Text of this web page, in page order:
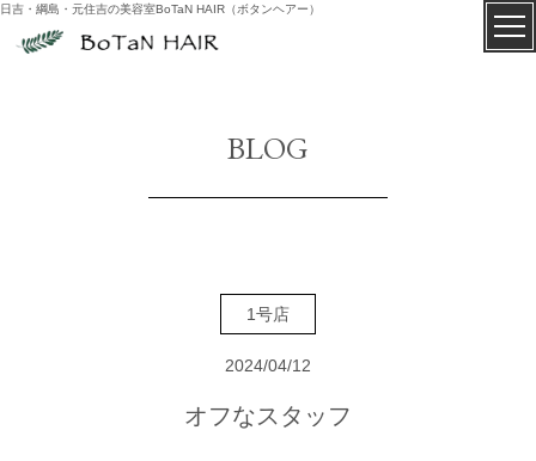
日吉・綱島・元住吉の美容室BoTaN HAIR（ボタンヘアー）
BLOG
1号店
2024/04/12
オフなスタッフ